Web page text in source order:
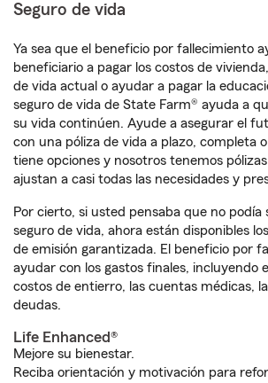
Seguro de vida
Ya sea que el beneficio por fallecimiento
beneficiario a pagar los costos de
de vida actual o ayudar a pagar la
seguro de vida de State Farm® ayuda a
su vida continúen. Ayude a asegurar el
con una póliza de vida a plazo, completa
tiene opciones y nosotros tenemos
ajustan a casi todas las necesidades y
Por cierto, si usted pensaba que no podía
seguro de vida, ahora están disponibles
de emisión garantizada. El beneficio por
ayudar con los gastos finales, incluyendo
costos de entierro, las cuentas médicas,
deudas.
Life Enhanced®
Mejore su bienestar.
Reciba orientación y motivación para